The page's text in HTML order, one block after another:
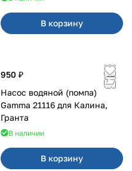
В корзину
950 ₽
Насос водяной (помпа)
Gamma 21116 для Калина,
Гранта
В наличии
В корзину